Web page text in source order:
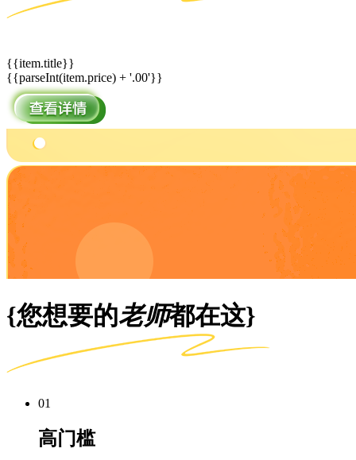
{{item.title}}
{{parseInt(item.price) + '.00'}}
{您想要的老师都在这}
01
高门槛